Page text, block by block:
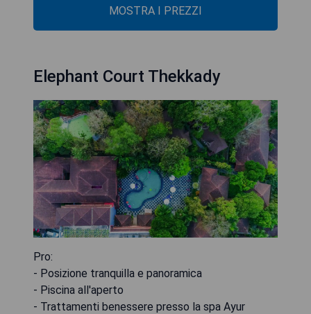
MOSTRA I PREZZI
Elephant Court Thekkady
Pro:
- Posizione tranquilla e panoramica
- Piscina all'aperto
- Trattamenti benessere presso la spa Ayur